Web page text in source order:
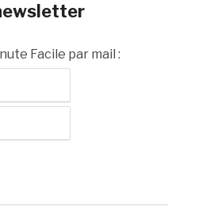
Facile par mail :